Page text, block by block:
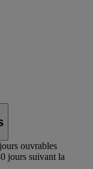
ouvrables
jours suivant la